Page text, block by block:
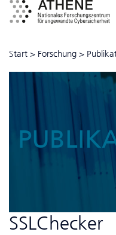
Start > Forschung >
SSLChecker